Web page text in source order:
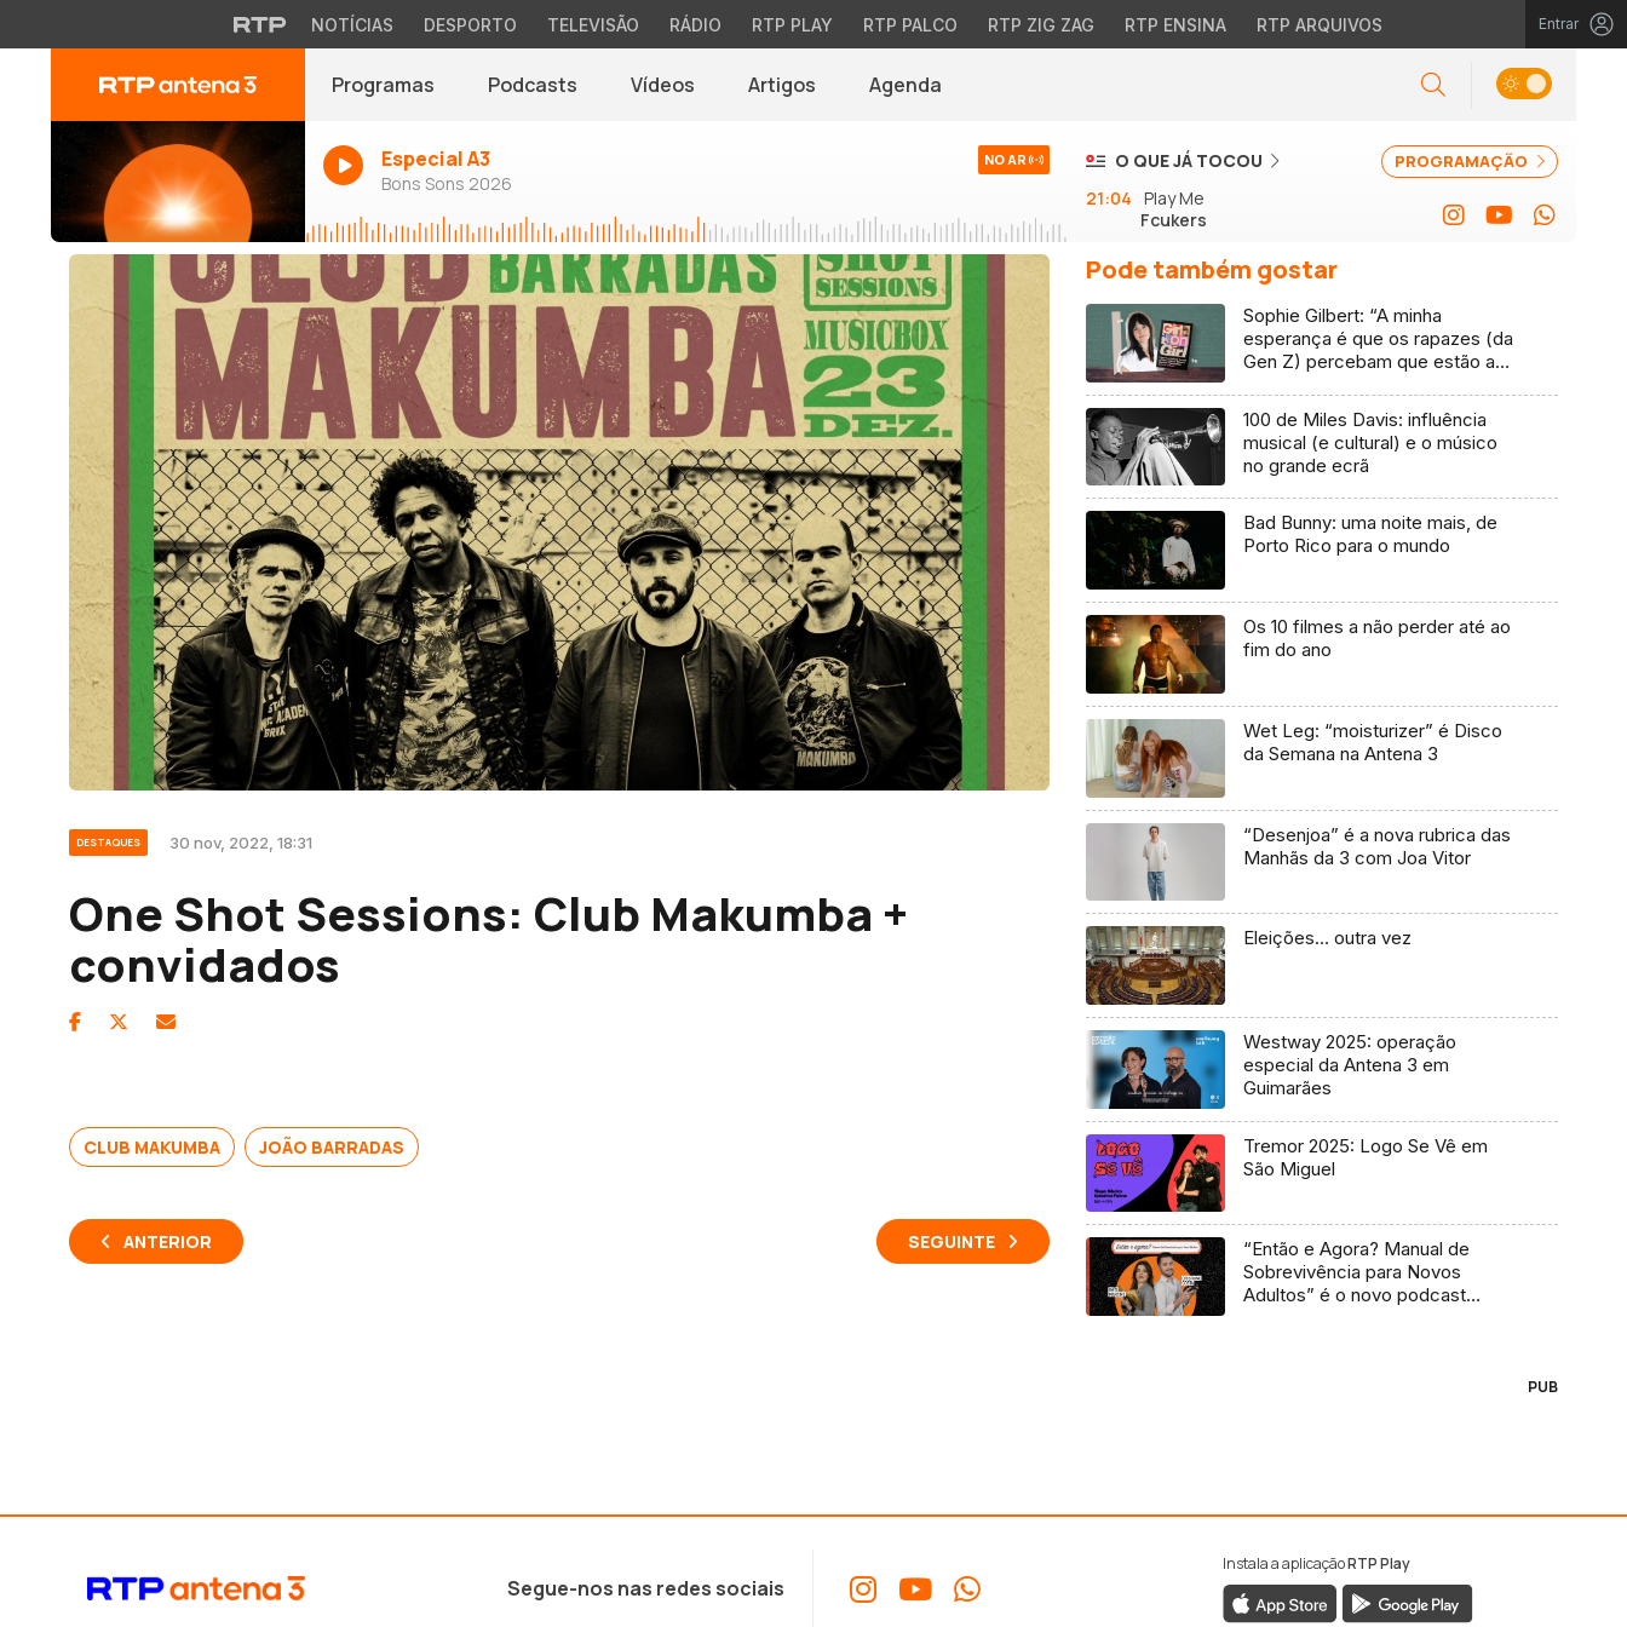
NOTÍCIAS DESPORTO TELEVISÃO RÁDIO RTP PLAY RTP PALCO RTP ZIG ZAG RTP ENSINA RTP ARQUIVOS Entrar
Programas Podcasts Vídeos Artigos Agenda
Especial A3
Bons Sons 2026
NO AR PROGRAMAÇÃO
O QUE JÁ TOCOU
21:04 Play Me
Fcukers
DESTAQUES 30 nov, 2022, 18:31
One Shot Sessions: Club Makumba +
convidados
CLUB MAKUMBA JOÃO BARRADAS
ANTERIOR SEGUINTE
Pode também gostar
Sophie Gilbert: “A minha
esperança é que os rapazes (da
Gen Z) percebam que estão a
100 de Miles Davis: influência
musical (e cultural) e o músico
no grande ecrã
Bad Bunny: uma noite mais, de
Porto Rico para o mundo
Os 10 filmes a não perder até ao
fim do ano
Wet Leg: “moisturizer” é Disco
da Semana na Antena 3
“Desenjoa” é a nova rubrica das
Manhãs da 3 com Joa Vitor
Eleições… outra vez
Westway 2025: operação
especial da Antena 3 em
Guimarães
Tremor 2025: Logo Se Vê em
São Miguel
“Então e Agora? Manual de
Sobrevivência para Novos
Adultos” é o novo podcast
PUB
Segue-nos nas redes sociais
Instala a aplicaçãoRTP Play